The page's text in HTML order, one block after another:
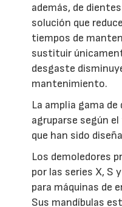
además, de
solución que
tiempos de
sustituir
desgaste
mantenimiento.
La amplia gama
agruparse según
que han sido
Los demoledores
por las series X, S
para máquinas de
Sus mandíbulas